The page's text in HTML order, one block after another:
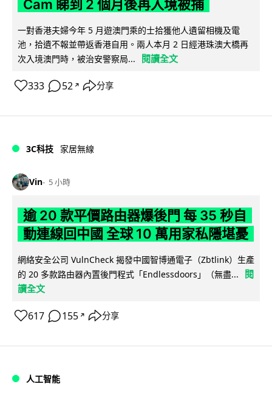
Cam 睇到 2 個月後再入境被捕
一對香港夫婦今年 5 月遊澳門乘的士拾獲他人遺留相機及電
池，拾遺不報並帶返香港自用。兩人本月 2 日經港珠澳大橋再
次入境澳門時，被治安警察局...
閱讀全文
333 52 ↗ 分享
3C科技 家居無線
Vin 5 小時
逾 20 款平價路由器爆後門 每 35 秒自
動連線回中國 全球 10 萬用家私隱堪憂
網絡安全公司 VulnCheck 揭發中國智博通電子（Zbtlink）生產
的 20 多款路由器內置後門程式「Endlessdoors」（無盡...
閱
讀全文
617 155 ↗ 分享
人工智能